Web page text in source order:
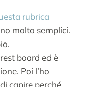
rubrica
molto semplici.
board ed è
Poi l’ho
capire perché